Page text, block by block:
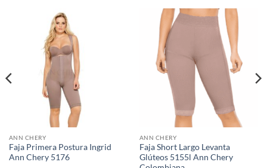
ANN CHERY
Faja Primera Postura Ingrid
Ann Chery 5176
ANN CHERY
Faja Short Largo Levanta
Glúteos 5155l Ann Chery